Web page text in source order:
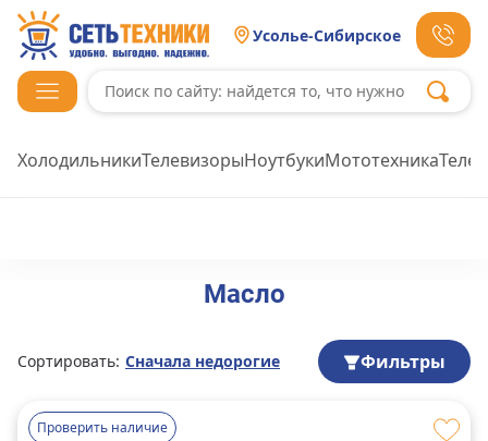
Усолье-Сибирское
ХолодильникиТелевизорыНоутбукиМототехника
Масло
Сортировать: Сначала недорогие Фильтры
Проверить наличие